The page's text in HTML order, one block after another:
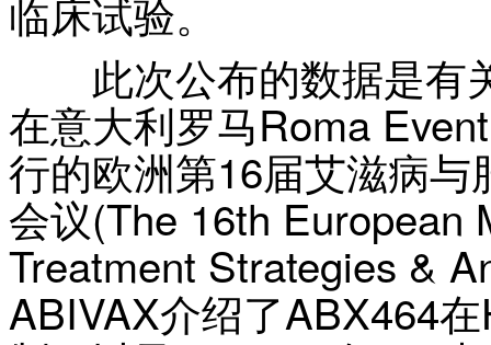
临床试验。
此次公布的数据是有
在意大利罗马Roma
行的欧洲第16届艾滋病
会议(The 16th European
Treatment Strategies &
ABIVAX介绍了ABX464